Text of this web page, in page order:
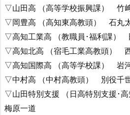
▽山田高 （高等学校振興課） 竹﨑
▽岡豊高 （高知東高教頭） 石丸
▽高知工業高 （教職員･福利課）
▽高知北高 （宿毛工業高教頭）
▽高知国際高 （高等学校課） 岩
▽中村高 （中村高教頭） 別役千
▽山田特別支援 （日高特別支援･
梅原一道